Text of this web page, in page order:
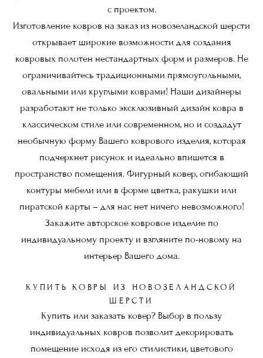
с проектом.
Изготовление ковров на заказ из новозеландской шерсти
открывает широкие возможности для создания
ковровых полотен нестандартных форм и размеров. Не
ограничивайтесь традиционными прямоугольными,
овальными или круглыми коврами! Наши дизайнеры
разработают не только эксклюзивный дизайн ковра в
классическом стиле или современном, но и создадут
необычную форму Вашего коврового изделия, которая
подчеркнет рисунок и идеально впишется в
пространство помещения. Фигурный ковер, огибающий
контуры мебели или в форме цветка, ракушки или
пиратской карты – для нас нет ничего невозможного!
Закажите авторское ковровое изделие по
индивидуальному проекту и взгляните по-новому на
интерьер Вашего дома.
КУПИТЬ КОВРЫ ИЗ НОВОЗЕЛАНДСКОЙ
ШЕРСТИ
Купить или заказать ковер? Выбор в пользу
индивидуальных ковров позволит декорировать
помещение исходя из его стилистики, цветового